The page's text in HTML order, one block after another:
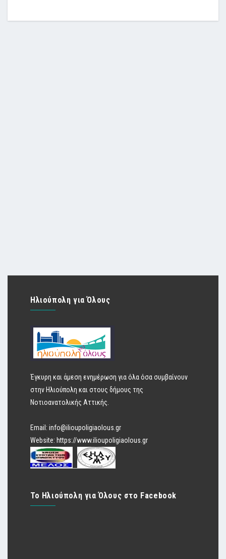
Ηλιούπολη για Όλους
Έγκυρη και άμεση ενημέρωση για όλα όσα συμβαίνουν
στην Ηλιούπολη και στους δήμους της
Νοτιοανατολικής Αττικής.
Email: info@ilioupoligiaolous.gr
Website: https://www.ilioupoligiaolous.gr
Το Ηλιούπολη για Όλους στο Facebook